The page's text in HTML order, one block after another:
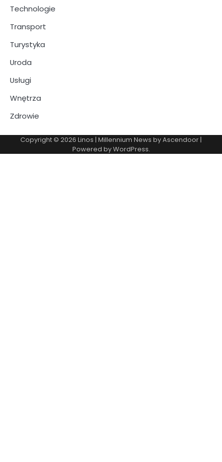
Technologie
Transport
Turystyka
Uroda
Usługi
Wnętrza
Zdrowie
Copyright © 2026 Linos | Millennium News byAscendoor|
Powered byWordPress.